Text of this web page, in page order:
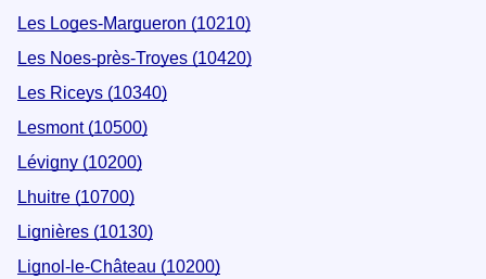
Les Loges-Margueron (10210)
Les Noes-près-Troyes (10420)
Les Riceys (10340)
Lesmont (10500)
Lévigny (10200)
Lhuitre (10700)
Lignières (10130)
Lignol-le-Château (10200)